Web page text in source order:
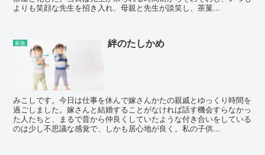
よりも笑顔な先生を招き入れ、母親と先生が談笑し、茶菓...
家族 絆のたしかめ
みこしです。今日は仕事を休んで嫁さんかたの親戚とゆっくり時間を
過ごしました。嫁さんと結婚することがなければ話す機会すらなかっ
た人たちと、まるで昔から仲良くしていたような付き合いをしている
のは少し不思議な感覚で、しかも居心地が良く。私の子供...